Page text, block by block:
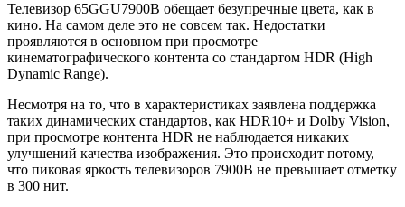
Телевизор 65GGU7900B обещает безупречные цвета, как в
кино. На самом деле это не совсем так. Недостатки
проявляются в основном при просмотре
кинематографического контента со стандартом HDR (High
Dynamic Range).
Несмотря на то, что в характеристиках заявлена поддержка
таких динамических стандартов, как HDR10+ и Dolby Vision,
при просмотре контента HDR не наблюдается никаких
улучшений качества изображения. Это происходит потому,
что пиковая яркость телевизоров 7900B не превышает отметку
в 300 нит.